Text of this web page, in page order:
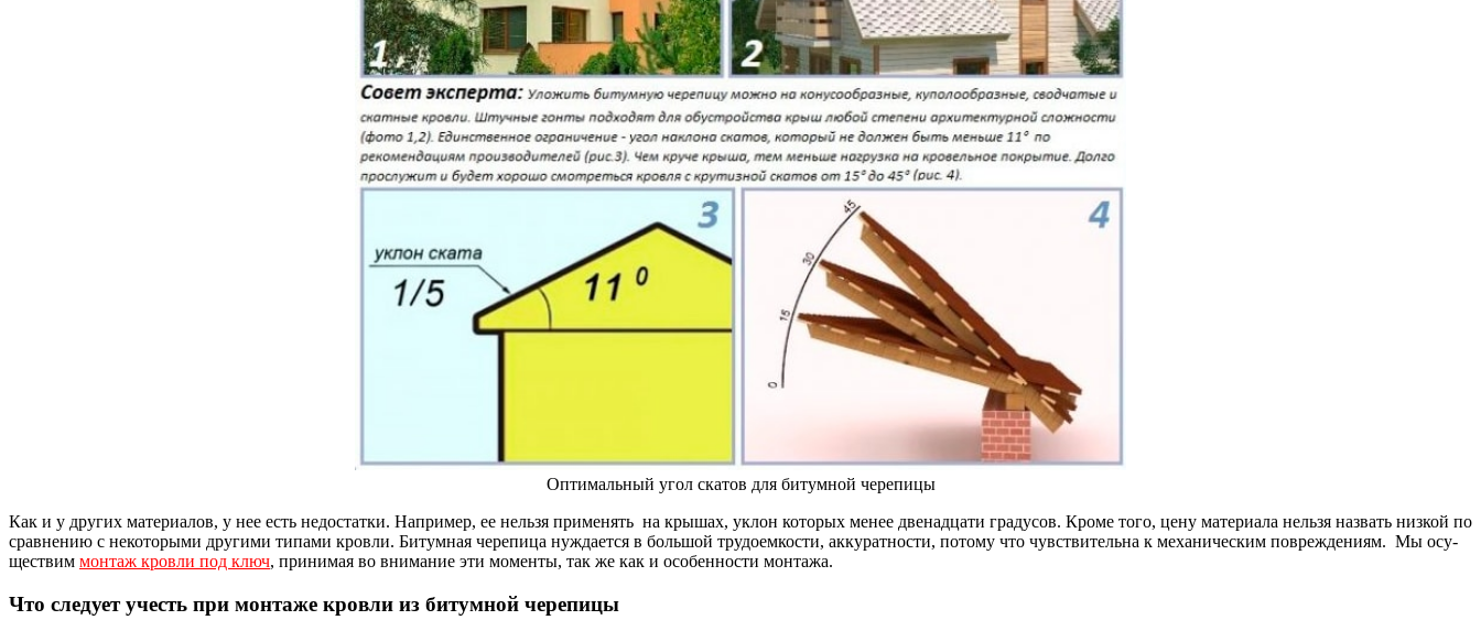
Оп­ти­маль­ный угол ска­тов для би­тум­ной че­ре­пи­цы
Как и у дру­гих ма­те­ри­а­лов, у нее есть не­до­стат­ки. На­при­мер, ее не­льзя при­ме­нять на кры­шах, уклон ко­то­рых ме­нее две­над­ца­ти гра­ду­сов. Кро­ме то­го, це­ну ма­те­ри­а­ла не­льзя на­звать низ­кой по
срав­не­нию с не­ко­то­ры­ми дру­ги­ми ти­па­ми кров­ли. Би­тум­ная че­ре­пи­ца нуж­да­ет­ся в боль­шой тру­до­ем­кос­ти, ак­ку­рат­нос­ти, по­то­му что чувст­ви­тель­на к ме­ха­ни­чес­ким по­вреж­де­ни­ям. Мы осу­
щест­вим мон­таж кров­ли под ключ, при­ни­мая во вни­ма­ние эти мо­мен­ты, так же как и осо­бен­нос­ти мон­та­жа.
Что сле­ду­ет учесть при мон­та­же кров­ли из би­тум­ной че­ре­пи­цы